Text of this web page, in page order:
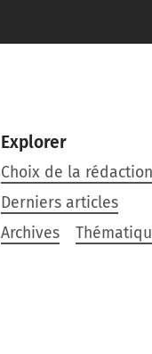
Explorer
Choix de la rédaction
Derniers articles
Archives